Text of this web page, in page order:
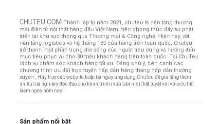
CHUTEU.COM Thành lập từ năm 2021, chuteu là nền tảng thương
mại điện tử nội thất hàng đầu Việt Nam, tiên phong thúc đẩy sự phát
triển tại khu vực thông qua Thương mại & Công nghệ. Hiện nay, với
nền tảng logistics và hệ thống 130 cửa hàng trên toàn quốc, Chuteu
trở thành một phần trong đời sống của người tiêu dùng và hướng đến
mục tiêu phục vụ cho 30 triệu khách hàng trên toàn quốc. Tại ChuTeu
dịch vụ chăm sóc khách hàng tối ưu. Đáng chú ý, bên cạnh các
chương trình ưu đãi trực tuyến hấp dẫn hàng tháng hấp dẫn thường
xuyên, Hãy truy cập website hoặc tải ngay ứng dụng ChuTeu để gia tăng thêm
nhiều trải nghiệm độc đáo cho hành trình mua sắm nội thất tuyệt vời và siêu tiết
kiệm ngay hôm nay!
Sản phẩm nổi bật